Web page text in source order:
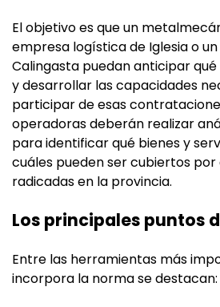
El objetivo es que un
empresa logística de Iglesia o
Calingasta puedan anticipar
y desarrollar las capacidades
participar de esas
operadoras deberán realizar
para identificar qué bienes y
cuáles pueden ser cubiertos
radicadas en la provincia.
Los principales puntos
Entre las herramientas más
incorpora la norma se destacan: